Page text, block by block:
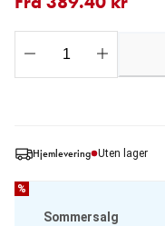
Hjemlevering Uten lager
%
Sommersalg